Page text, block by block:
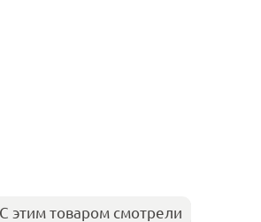
С этим товаром смотрели